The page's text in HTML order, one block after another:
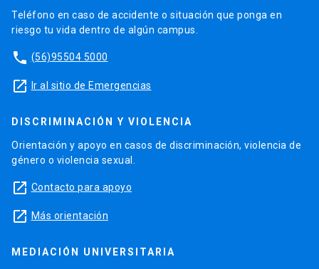
Teléfono en caso de accidente o situación que ponga en
riesgo tu vida dentro de algún campus.
phone (56)95504 5000
launch Ir al sitio de Emergencias
DISCRIMINACIÓN Y VIOLENCIA
Orientación y apoyo en casos de discriminación, violencia de
género o violencia sexual.
launch Contacto para apoyo
launch Más orientación
MEDIACIÓN UNIVERSITARIA